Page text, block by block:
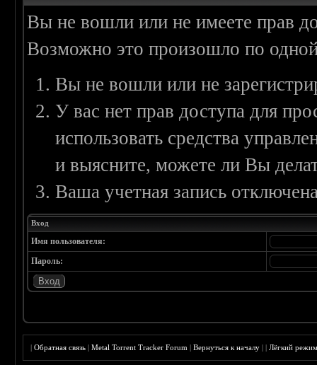
Вы не вошли или не имеете прав
Возможно это произошло по
Вы не вошли или не
У вас нет прав доступа для
использовать средства
и выясните, можете ли Вы
Ваша учетная запись
Вход
Имя пользователя:
Пароль:
|Обратная связь |Metal Torrent Tracker Forum |Вернуться к началу ||Лёгкий